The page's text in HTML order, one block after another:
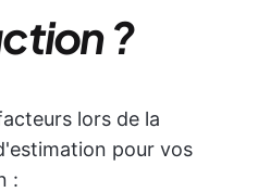
?
lors de la
pour vos
: